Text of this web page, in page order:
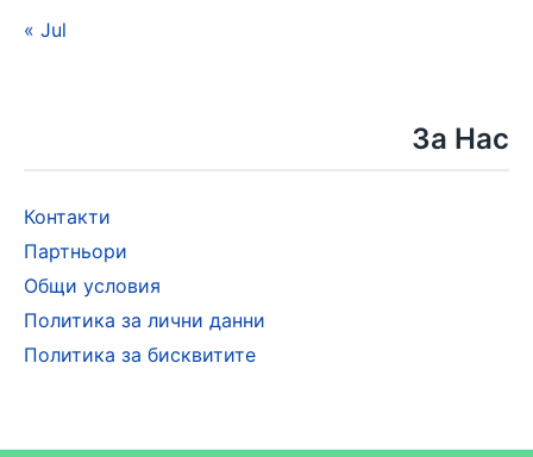
« Jul
За Нас
Контакти
Партньори
Общи условия
Политика за лични данни
Политика за бисквитите